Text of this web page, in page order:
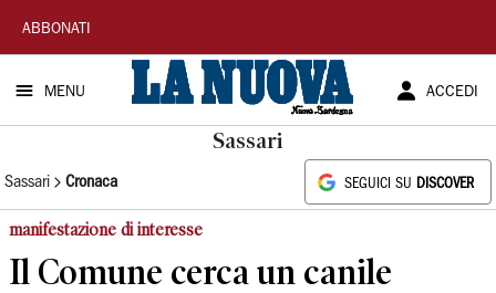
La
Nuova
Sardegna
ABBONATI
MENU ACCEDI
Sassari
Sassari Cronaca SEGUICI SU DISCOVER
manifestazione di interesse
Il Comune cerca un canile